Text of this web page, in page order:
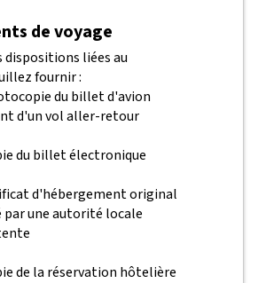
de voyage
dispositions liées au
fournir :
du billet d'avion
d'un vol aller-retour
du billet électronique
d'hébergement original
par une autorité locale
de la réservation hôtelière